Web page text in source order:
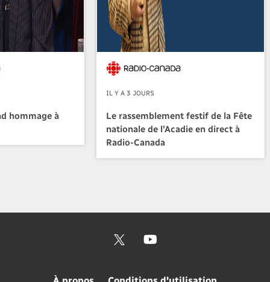
hommage à
IL Y A 3 JOURS
Le rassemblement festif de la Fête
nationale de l’Acadie en direct à
Radio-Canada